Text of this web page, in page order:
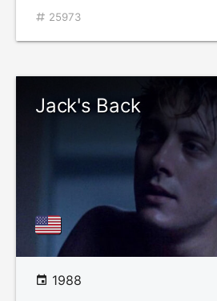
25973
Jack's Back
1988